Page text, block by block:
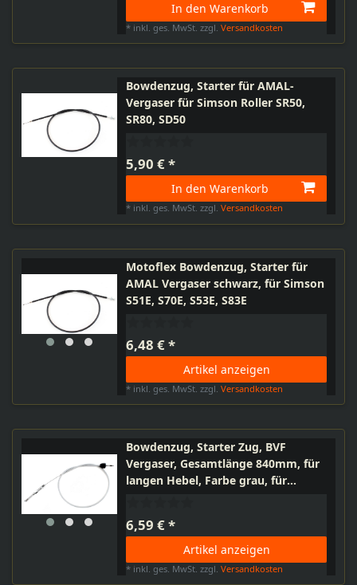
In den Warenkorb
* inkl. ges. MwSt. zzgl.Versandkosten
Bowdenzug, Starter für AMAL-
Vergaser für Simson Roller SR50,
SR80, SD50
5,90 € *
In den Warenkorb
* inkl. ges. MwSt. zzgl.Versandkosten
Motoflex Bowdenzug, Starter für
AMAL Vergaser schwarz, für Simson
S51E, S70E, S53E, S83E
6,48 € *
Artikel anzeigen
* inkl. ges. MwSt. zzgl.Versandkosten
Bowdenzug, Starter Zug, BVF
Vergaser, Gesamtlänge 840mm, für
langen Hebel, Farbe grau, für
6,59 € *
Artikel anzeigen
* inkl. ges. MwSt. zzgl.Versandkosten